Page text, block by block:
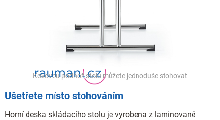
Kovovou podnož stolu můžete jednoduše stohovat
Ušetřete místo stohováním
Horní deska skládacího stolu je vyrobena z laminované